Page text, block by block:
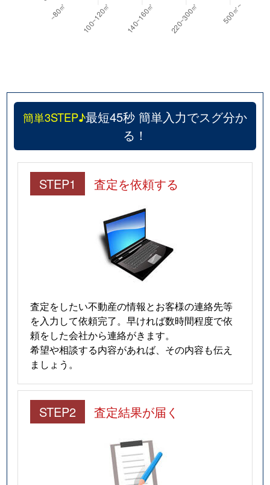
簡単3STEP♪最短45秒 簡単入力でスグ分か
る！
STEP1 査定を依頼する
査定をしたい不動産の情報とお客様の連絡先等
を入力して依頼完了。早ければ数時間程度で依
頼をした会社から連絡がきます。
希望や相談する内容があれば、その内容も伝え
ましょう。
STEP2 査定結果が届く